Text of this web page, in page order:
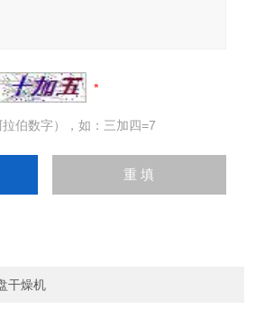
伯数字），如：三加四=7
干燥机